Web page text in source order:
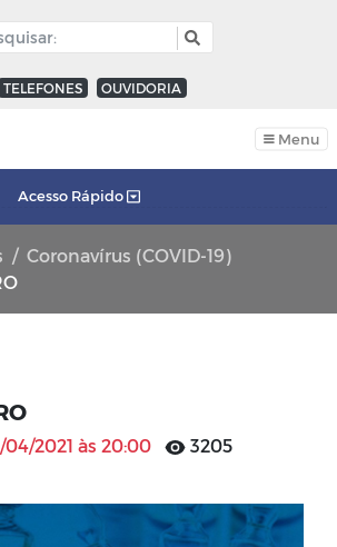
TELEFONES OUVIDORIA
Menu
Acesso Rápido
Coronavírus (COVID-19)
04/2021 às 20:00
3205